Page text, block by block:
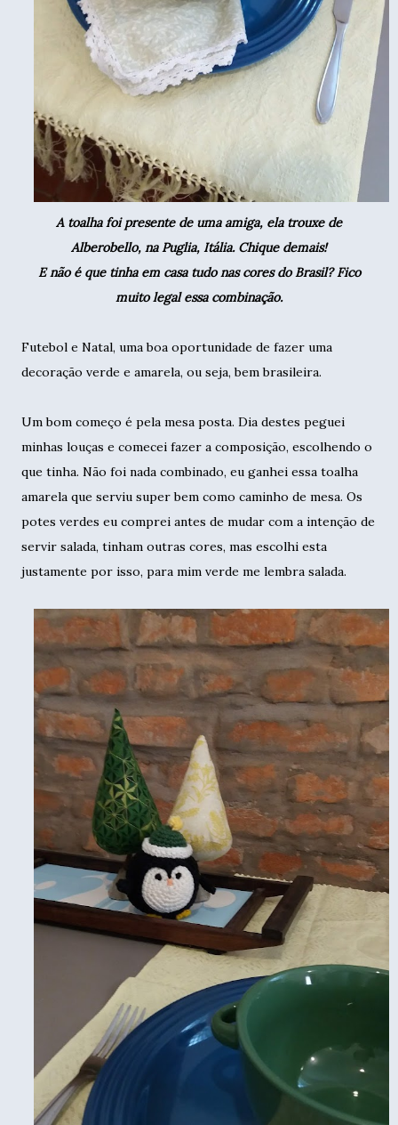
A toalha foi presente de uma amiga, ela trouxe de
Alberobello, na Puglia, Itália. Chique demais!
E não é que tinha em casa tudo nas cores do Brasil? Fico
muito legal essa combinação.
Futebol e Natal, uma boa oportunidade de fazer uma
decoração verde e amarela, ou seja, bem brasileira.
Um bom começo é pela mesa posta. Dia destes peguei
minhas louças e comecei fazer a composição, escolhendo o
que tinha. Não foi nada combinado, eu ganhei essa toalha
amarela que serviu super bem como caminho de mesa. Os
potes verdes eu comprei antes de mudar com a intenção de
servir salada, tinham outras cores, mas escolhi esta
justamente por isso, para mim verde me lembra salada.